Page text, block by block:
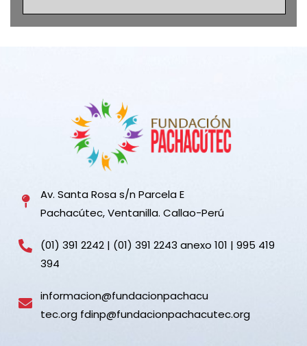
Av. Santa Rosa s/n Parcela E
Pachacútec, Ventanilla. Callao-Perú
(01) 391 2242 | (01) 391 2243 anexo 101 | 995 419
394
informacion@fundacionpachacu
tec.org fdinp@fundacionpachacutec.org